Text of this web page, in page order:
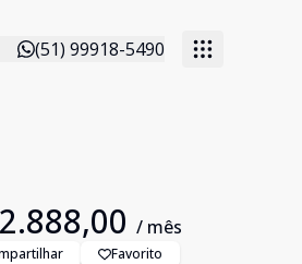
(51) 99918-5490
/ mês
Favorito